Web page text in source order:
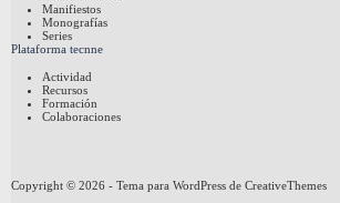
Manifiestos
Monografías
Series
Plataforma tecnne
Actividad
Recursos
Formación
Colaboraciones
Copyright © 2026 - Tema para WordPress de CreativeThemes